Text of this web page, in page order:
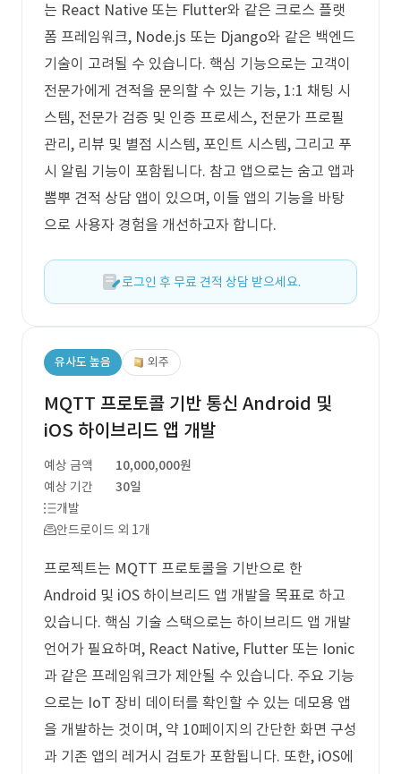
는 React Native 또는 Flutter와 같은 크로스 플랫
폼 프레임워크, Node.js 또는 Django와 같은 백엔드
기술이 고려될 수 있습니다. 핵심 기능으로는 고객이
전문가에게 견적을 문의할 수 있는 기능, 1:1 채팅 시
스템, 전문가 검증 및 인증 프로세스, 전문가 프로필
관리, 리뷰 및 별점 시스템, 포인트 시스템, 그리고 푸
시 알림 기능이 포함됩니다. 참고 앱으로는 숨고 앱과
뽐뿌 견적 상담 앱이 있으며, 이들 앱의 기능을 바탕
으로 사용자 경험을 개선하고자 합니다.
로그인 후 무료 견적 상담 받으세요.
유사도 높음 외주
MQTT 프로토콜 기반 통신 Android 및
iOS 하이브리드 앱 개발
예상 금액
10,000,000원
예상 기간
30일
개발
안드로이드 외 1개
프로젝트는 MQTT 프로토콜을 기반으로 한
Android 및 iOS 하이브리드 앱 개발을 목표로 하고
있습니다. 핵심 기술 스택으로는 하이브리드 앱 개발
언어가 필요하며, React Native, Flutter 또는 Ionic
과 같은 프레임워크가 제안될 수 있습니다. 주요 기능
으로는 IoT 장비 데이터를 확인할 수 있는 데모용 앱
을 개발하는 것이며, 약 10페이지의 간단한 화면 구성
과 기존 앱의 레거시 검토가 포함됩니다. 또한, iOS에